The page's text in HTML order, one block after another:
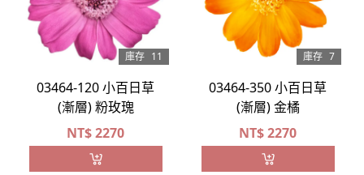
庫存 11
03464-120 小百日草
(漸層) 粉玫瑰
NT$2270
庫存 7
03464-350 小百日草
(漸層) 金橘
NT$2270